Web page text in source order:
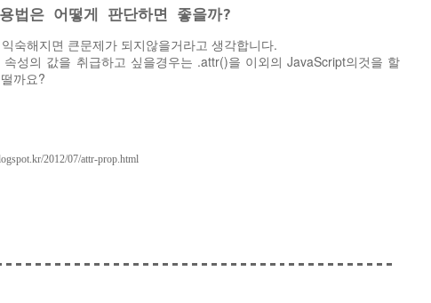
법은 어떻게 판단하면 좋을까?
숙해지면 큰문제가 되지않을거라고 생각합니다.
성의 값을 취급하고 싶을경우는 .attr()을 이외의 JavaScript의것을 할
까요?
2012/07/attr-prop.html